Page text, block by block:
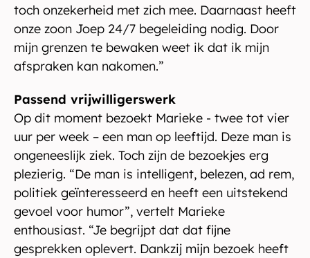
toch onzekerheid met zich mee. Daarnaast heeft
onze zoon Joep 24/7 begeleiding nodig. Door
mijn grenzen te bewaken weet ik dat ik mijn
afspraken kan nakomen.”
Passend vrijwilligerswerk
Op dit moment bezoekt Marieke - twee tot vier
uur per week – een man op leeftijd. Deze man is
ongeneeslijk ziek. Toch zijn de bezoekjes erg
plezierig. “De man is intelligent, belezen, ad rem,
politiek geïnteresseerd en heeft een uitstekend
gevoel voor humor”, vertelt Marieke
enthousiast. “Je begrijpt dat dat fijne
gesprekken oplevert. Dankzij mijn bezoek heeft